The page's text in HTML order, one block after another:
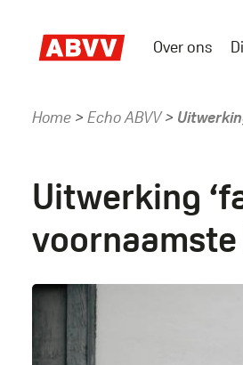
Over ons
Home Echo ABVV
Uitwerking